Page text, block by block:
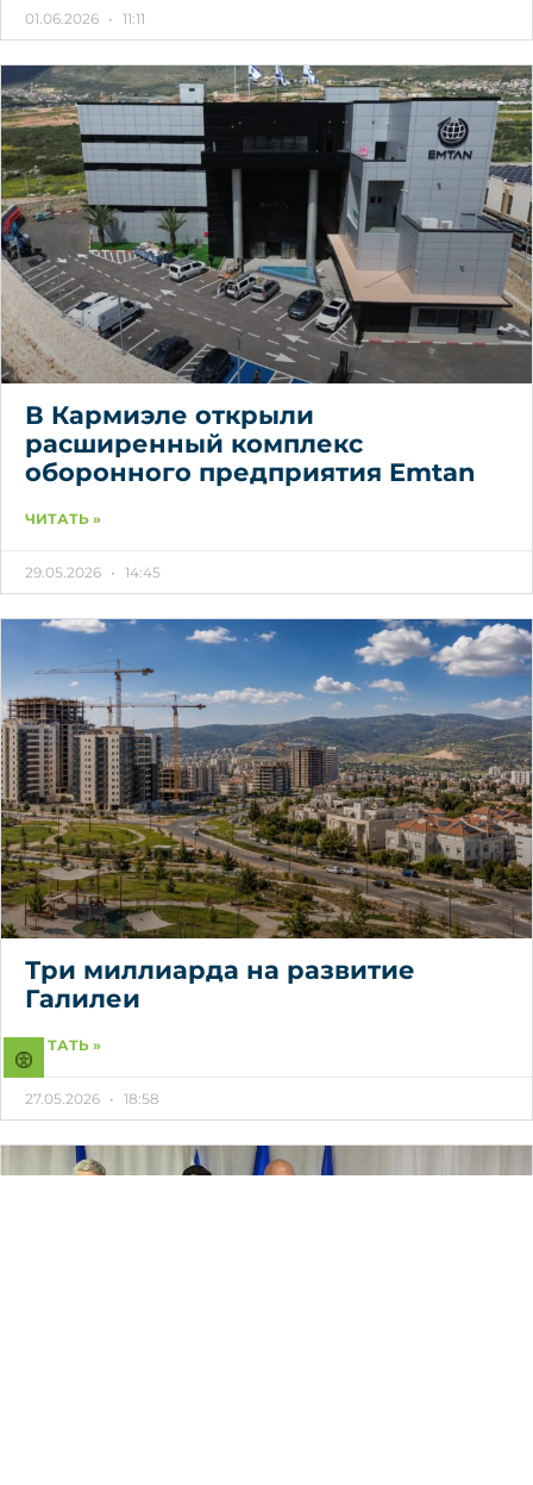
01.06.2026 11:11
В Кармиэле открыли
расширенный комплекс
оборонного предприятия Emtan
ЧИТАТЬ »
29.05.2026 14:45
Три миллиарда на развитие
Галилеи
ЧИТАТЬ »
27.05.2026 18:58